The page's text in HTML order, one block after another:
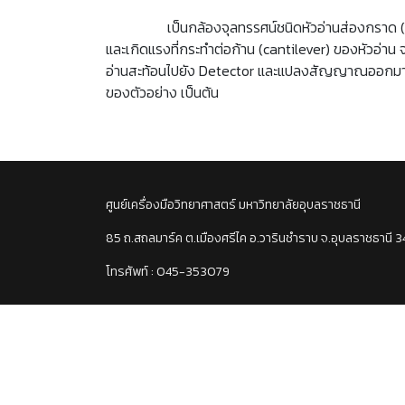
เป็นกล้องจุลทรรศน์ชนิดหัวอ่านส่องกราด
และเกิดแรงที่กระทำต่อก้าน (cantilever) ของหัวอ่า
อ่านสะท้อนไปยัง Detector และแปลงสัญญาณออกม
ของตัวอย่าง เป็นต้น
ศูนย์เครื่องมือวิทยาศาสตร์ มหาวิทยาลัยอุบลราชธานี
85 ถ.สถลมาร์ค ต.เมืองศรีไค อ.วารินชำราบ จ.อุบลราชธานี
โทรศัพท์ : 045-353079